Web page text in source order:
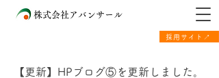
採用サイト↗
株式会社アバンサール
【更新】HPブログ⑤を更新しました。